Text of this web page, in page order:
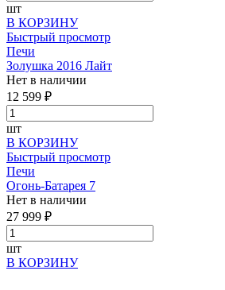
шт
В КОРЗИНУ
Быстрый просмотр
Печи
Золушка 2016 Лайт
Нет в наличии
12 599 ₽
шт
В КОРЗИНУ
Быстрый просмотр
Печи
Огонь-Батарея 7
Нет в наличии
27 999 ₽
шт
В КОРЗИНУ